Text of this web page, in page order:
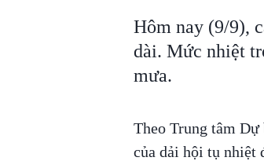
Hôm nay (9/9),
dài. Mức nhiệt
mưa.
Theo Trung tâm
của dải hội tụ nhiệt